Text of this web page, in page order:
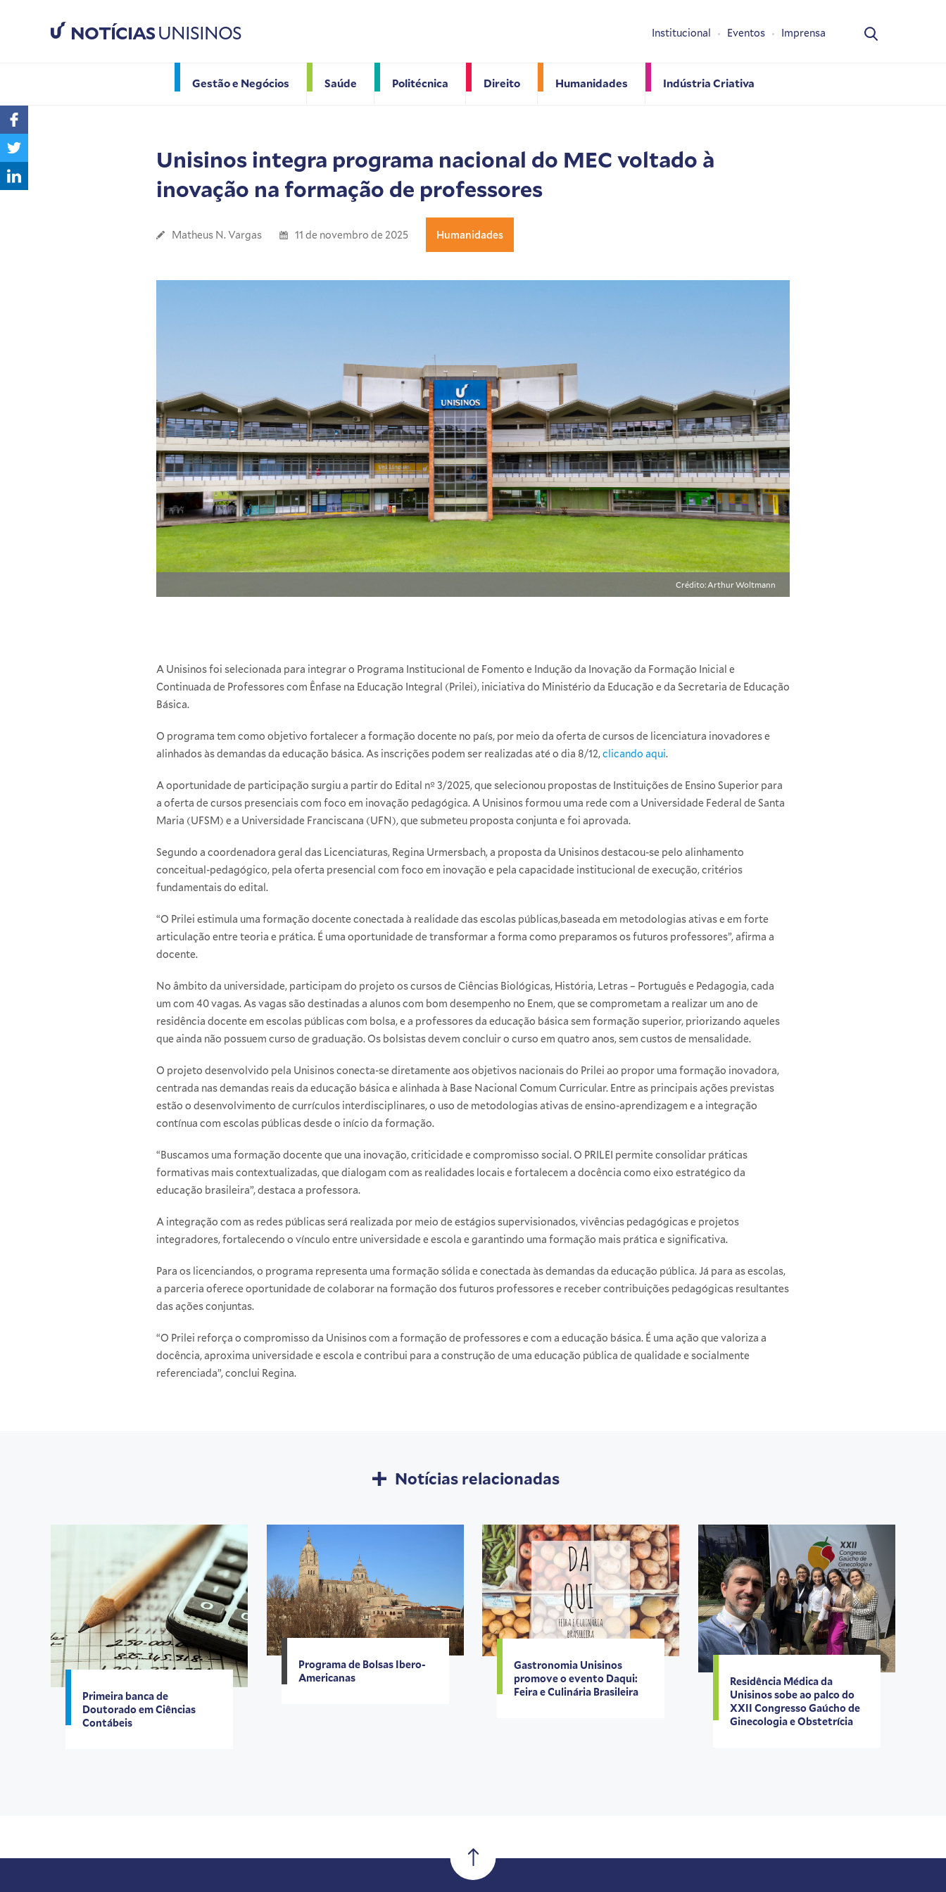
NOTÍCIASUNISINOS
Gestão e Negócios Saúde Politécnica Direito Humanidades Indústria Criativa
Institucional Eventos Imprensa
Unisinos integra programa nacional do MEC voltado à
inovação na formação de professores
Matheus N. Vargas 11 de novembro de 2025 Humanidades
Crédito: Arthur Woltmann
A Unisinos foi selecionada para integrar o Programa Institucional de Fomento e Indução da Inovação da Formação Inicial e
Continuada de Professores com Ênfase na Educação Integral (Prilei), iniciativa do Ministério da Educação e da Secretaria de Educação
Básica.
O programa tem como objetivo fortalecer a formação docente no país, por meio da oferta de cursos de licenciatura inovadores e
alinhados às demandas da educação básica. As inscrições podem ser realizadas até o dia 8/12,clicando aqui.
A oportunidade de participação surgiu a partir do Edital nº 3/2025, que selecionou propostas de Instituições de Ensino Superior para
a oferta de cursos presenciais com foco em inovação pedagógica. A Unisinos formou uma rede com a Universidade Federal de Santa
Maria (UFSM) e a Universidade Franciscana (UFN), que submeteu proposta conjunta e foi aprovada.
Segundo a coordenadora geral das Licenciaturas, Regina Urmersbach, a proposta da Unisinos destacou-se pelo alinhamento
conceitual-pedagógico, pela oferta presencial com foco em inovação e pela capacidade institucional de execução, critérios
fundamentais do edital.
“O Prilei estimula uma formação docente conectada à realidade das escolas públicas,baseada em metodologias ativas e em forte
articulação entre teoria e prática. É uma oportunidade de transformar a forma como preparamos os futuros professores”, afirma a
docente.
No âmbito da universidade, participam do projeto os cursos de Ciências Biológicas, História, Letras – Português e Pedagogia, cada
um com 40 vagas. As vagas são destinadas a alunos com bom desempenho no Enem, que se comprometam a realizar um ano de
residência docente em escolas públicas com bolsa, e a professores da educação básica sem formação superior, priorizando aqueles
que ainda não possuem curso de graduação. Os bolsistas devem concluir o curso em quatro anos, sem custos de mensalidade.
O projeto desenvolvido pela Unisinos conecta-se diretamente aos objetivos nacionais do Prilei ao propor uma formação inovadora,
centrada nas demandas reais da educação básica e alinhada à Base Nacional Comum Curricular. Entre as principais ações previstas
estão o desenvolvimento de currículos interdisciplinares, o uso de metodologias ativas de ensino-aprendizagem e a integração
contínua com escolas públicas desde o início da formação.
“Buscamos uma formação docente que una inovação, criticidade e compromisso social. O PRILEI permite consolidar práticas
formativas mais contextualizadas, que dialogam com as realidades locais e fortalecem a docência como eixo estratégico da
educação brasileira”, destaca a professora.
A integração com as redes públicas será realizada por meio de estágios supervisionados, vivências pedagógicas e projetos
integradores, fortalecendo o vínculo entre universidade e escola e garantindo uma formação mais prática e significativa.
Para os licenciandos, o programa representa uma formação sólida e conectada às demandas da educação pública. Já para as escolas,
a parceria oferece oportunidade de colaborar na formação dos futuros professores e receber contribuições pedagógicas resultantes
das ações conjuntas.
“O Prilei reforça o compromisso da Unisinos com a formação de professores e com a educação básica. É uma ação que valoriza a
docência, aproxima universidade e escola e contribui para a construção de uma educação pública de qualidade e socialmente
referenciada”, conclui Regina.
Notícias relacionadas
Primeira banca de
Doutorado em Ciências
Contábeis
Programa de Bolsas Ibero-
Americanas
Gastronomia Unisinos
promove o evento Daqui:
Feira e Culinária Brasileira
Residência Médica da
Unisinos sobe ao palco do
XXII Congresso Gaúcho de
Ginecologia e Obstetrícia